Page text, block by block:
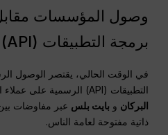
وصول المؤسسات
برمجة التطبيقات (API) للجهات الخارجية
في الوقت الحالي، يقتصر الوصول
التطبيقات (API) الرسمية على عملاء المؤسسات من خلال
البركان و بايت بلس عبر مفاوضات
ذاتية مفتوحة لعامة الناس.